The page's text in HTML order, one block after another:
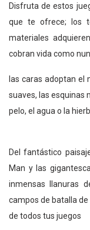
Disfruta de estos
que te ofrece; los
materiales
cobran vida como
las caras adoptan el
suaves, las esquinas
pelo, el agua o la
Del fantástico
Man y las
inmensas llanuras
campos de batalla de
de todos tus juegos